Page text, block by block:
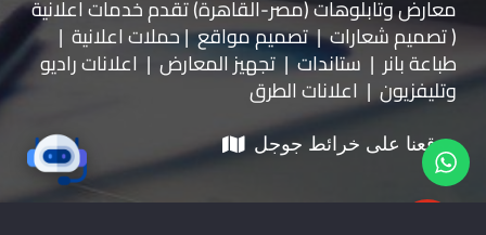
معارضوتابلوهات(مصر-القاهرة) تقدم خدمات اعلانية
( تصميم شعارات | تصميم مواقع | حملات اعلانية |
طباعة بانر | ستاندات | تجهيز المعارض | اعلانات راديو
وتليفزيون | اعلانات الطرق
موقعنا على خرائط جوجل